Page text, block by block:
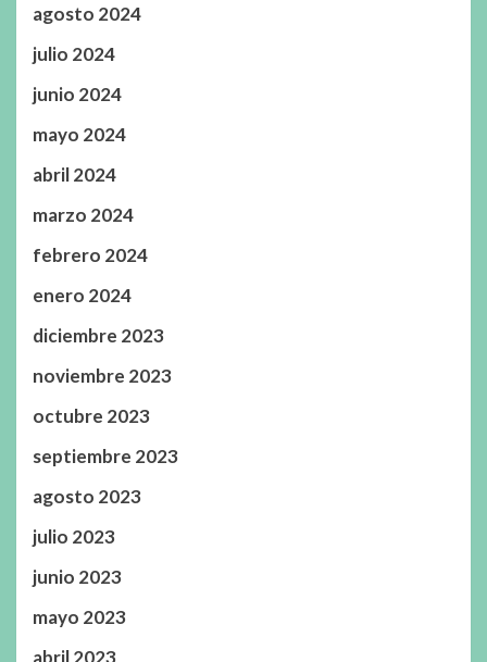
agosto 2024
julio 2024
junio 2024
mayo 2024
abril 2024
marzo 2024
febrero 2024
enero 2024
diciembre 2023
noviembre 2023
octubre 2023
septiembre 2023
agosto 2023
julio 2023
junio 2023
mayo 2023
abril 2023